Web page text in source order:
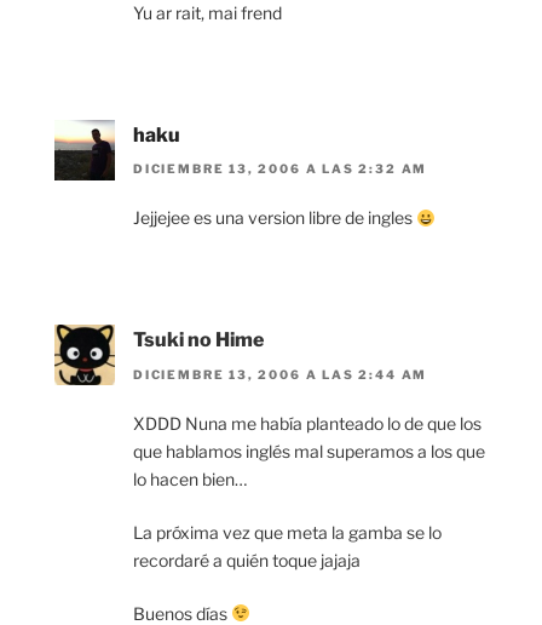
Yu ar rait, mai frend
haku
DICIEMBRE 13, 2006 A LAS 2:32 AM
Jejjejee es una version libre de ingles
Tsuki no Hime
DICIEMBRE 13, 2006 A LAS 2:44 AM
XDDD Nuna me había planteado lo de que los
que hablamos inglés mal superamos a los que
lo hacen bien…
La próxima vez que meta la gamba se lo
recordaré a quién toque jajaja
Buenos días